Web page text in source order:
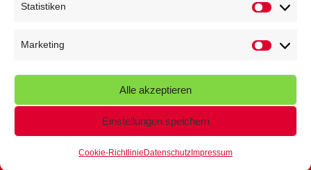
Statistiken
Marketing
Alle akzeptieren
Einstellungen speichern
Cookie-Richtlinie Datenschutz Impressum
Kindersportfest